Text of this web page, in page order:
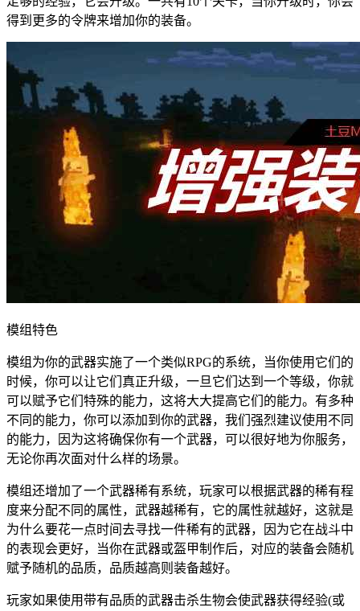
得到更多的令牌来增加你的装备。
模组特色
模组为你的武器实施了一个类似RPG的系统，当你使用它们的
时候，你可以让它们真正升级，一旦它们达到一个等级，你就
可以赋予它们特殊的能力，这将大大提高它们的能力。有多种
不同的能力，你可以添加到你的武器，我们强烈建议使用不同
的能力，因为这将确保你有一个武器，可以很好地为你服务，
无论你再次面对什么样的场景。
模组还增加了一个武器稀有系统，玩家可以根据武器的稀有程
度来分配不同的属性，武器越稀有，它的属性就越好，这就是
为什么要花一点时间去寻找一件稀有的武器，因为它在战斗中
的表现会更好，当你在武器或盔甲制作后，对应的装备会随机
赋予随机的品质，品质越高则装备越好。
玩家如果使用带有品质的武器击杀生物会使武器获得经验(或